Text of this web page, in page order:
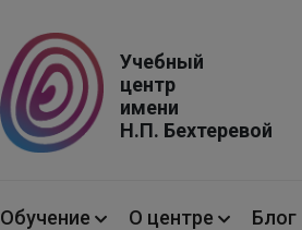
Учебный
центр
имени
Н.П. Бехтеревой
Обучение О центре Блог